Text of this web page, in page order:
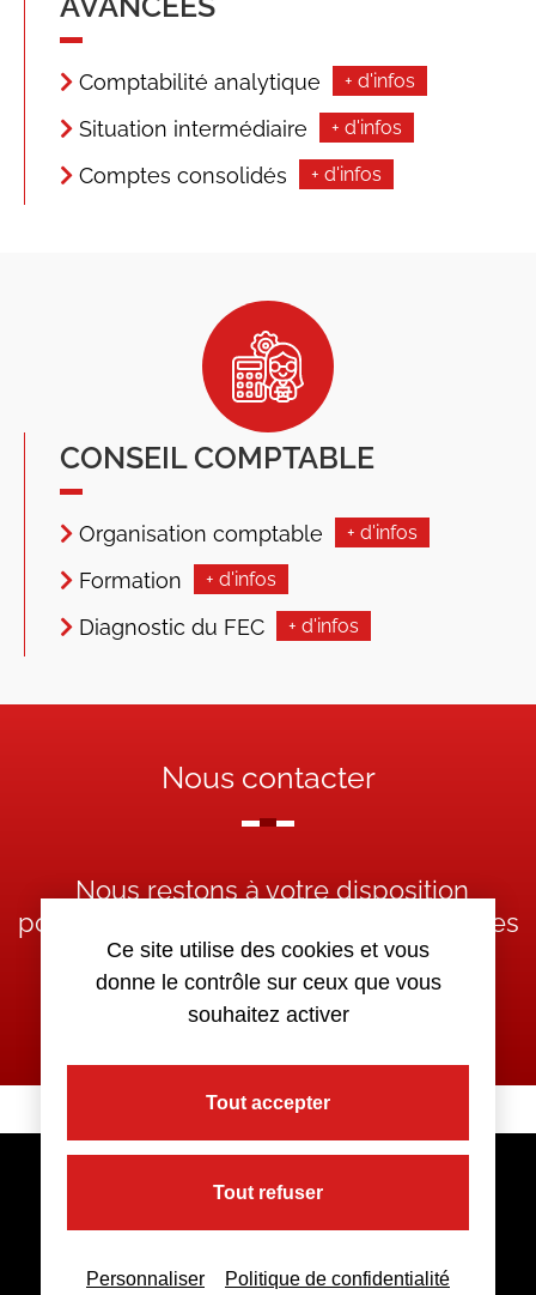
Comptabilité analytique + d'infos
Situation intermédiaire + d'infos
Comptes consolidés + d'infos
CONSEIL COMPTABLE
Organisation comptable + d'infos
Formation + d'infos
Diagnostic du FEC + d'infos
Nous contacter
Nous restons à votre disposition
pour toutes demandes complémentaires
Nous contacter
Ce site utilise des cookies et vous
donne le contrôle sur ceux que vous
souhaitez activer
Tout accepter
Tout refuser
Personnaliser Politique de confidentialité